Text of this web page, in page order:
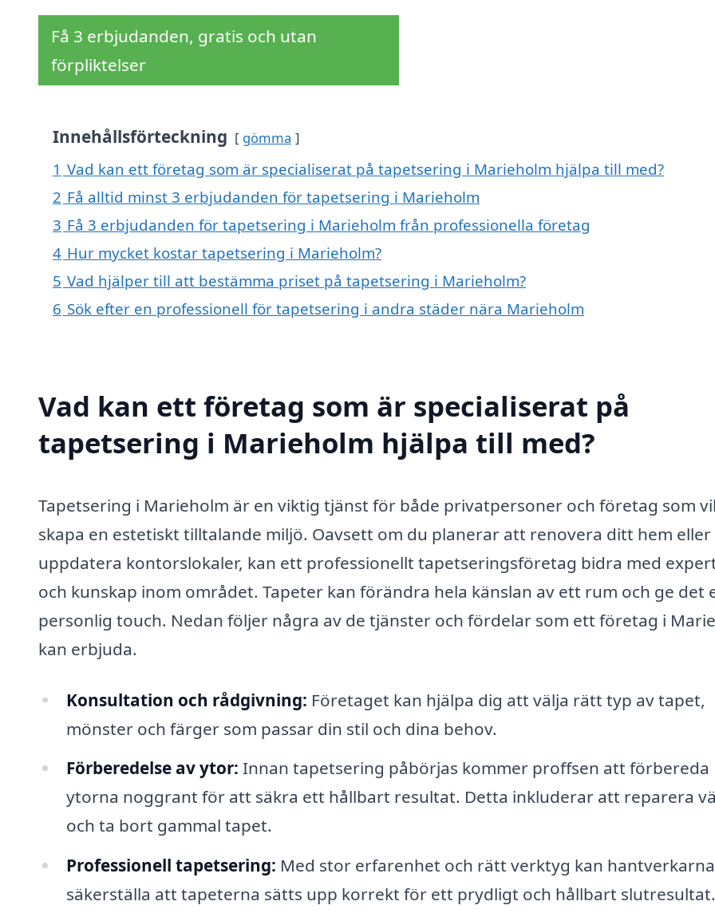
Få 3 erbjudanden, gratis och utan
förpliktelser
Innehållsförteckning gömma
1 Vad kan ett företag som är specialiserat på tapetsering i Marieholm hjälpa till med?
2 Få alltid minst 3 erbjudanden för tapetsering i Marieholm
3 Få 3 erbjudanden för tapetsering i Marieholm från professionella företag
4 Hur mycket kostar tapetsering i Marieholm?
5 Vad hjälper till att bestämma priset på tapetsering i Marieholm?
6 Sök efter en professionell för tapetsering i andra städer nära Marieholm
Vad kan ett företag som är specialiserat på
tapetsering i Marieholm hjälpa till med?
Tapetsering i Marieholm är en viktig tjänst för både privatpersoner och företag som
skapa en estetiskt tilltalande miljö. Oavsett om du planerar att renovera ditt hem eller
uppdatera kontorslokaler, kan ett professionellt tapetseringsföretag bidra med
och kunskap inom området. Tapeter kan förändra hela känslan av ett rum och ge det
personlig touch. Nedan följer några av de tjänster och fördelar som ett företag i
kan erbjuda.
Konsultation och rådgivning: Företaget kan hjälpa dig att välja rätt typ av tapet,
mönster och färger som passar din stil och dina behov.
Förberedelse av ytor: Innan tapetsering påbörjas kommer proffsen att förbereda
ytorna noggrant för att säkra ett hållbart resultat. Detta inkluderar att reparera
och ta bort gammal tapet.
Professionell tapetsering: Med stor erfarenhet och rätt verktyg kan hantverkarna
säkerställa att tapeterna sätts upp korrekt för ett prydligt och hållbart slutresultat.